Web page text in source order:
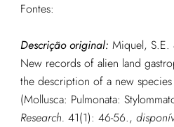
Fontes:
Descrição original: Miquel, S.E.
New records of alien land
the description of a new
(Mollusca: Pulmonata:
Research. 41(1): 46-56.,